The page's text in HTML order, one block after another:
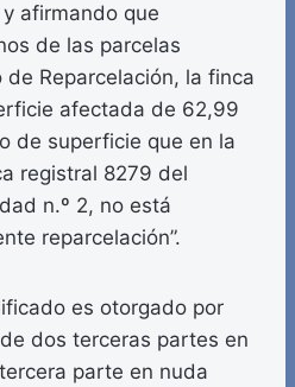
afirmando que
de las parcelas
Reparcelación, la finca
afectada de 62,99
de superficie que en la
registral 8279 del
n.º 2, no está
reparcelación”.
es otorgado por
dos terceras partes en
parte en nuda